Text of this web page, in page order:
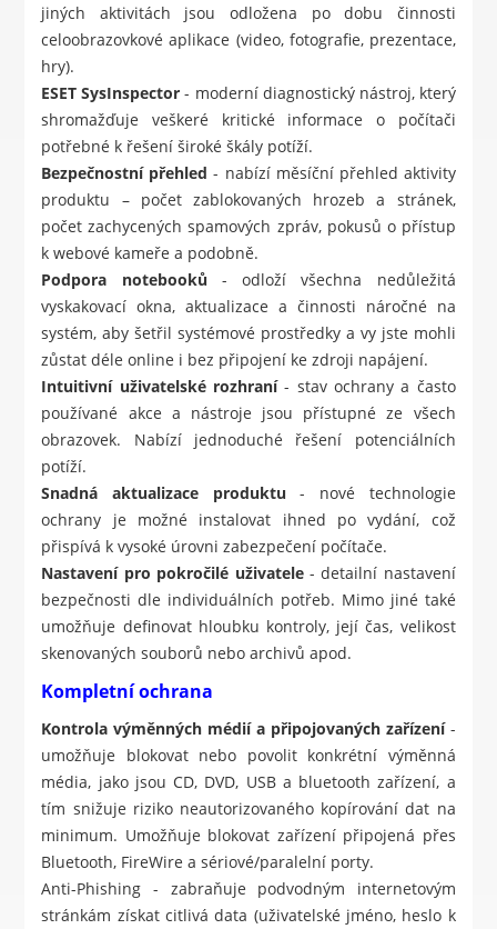
jiných aktivitách jsou odložena po dobu činnosti
celoobrazovkové aplikace (video, fotografie, prezentace,
hry).
ESET SysInspector - moderní diagnostický nástroj, který
shromažďuje veškeré kritické informace o počítači
potřebné k řešení široké škály potíží.
Bezpečnostní přehled - nabízí měsíční přehled aktivity
produktu – počet zablokovaných hrozeb a stránek,
počet zachycených spamových zpráv, pokusů o přístup
k webové kameře a podobně.
Podpora notebooků - odloží všechna nedůležitá
vyskakovací okna, aktualizace a činnosti náročné na
systém, aby šetřil systémové prostředky a vy jste mohli
zůstat déle online i bez připojení ke zdroji napájení.
Intuitivní uživatelské rozhraní- stav ochrany a často
používané akce a nástroje jsou přístupné ze všech
obrazovek. Nabízí jednoduché řešení potenciálních
potíží.
Snadná aktualizace produktu - nové technologie
ochrany je možné instalovat ihned po vydání, což
přispívá k vysoké úrovni zabezpečení počítače.
Nastavení pro pokročilé uživatele- detailní nastavení
bezpečnosti dle individuálních potřeb. Mimo jiné také
umožňuje definovat hloubku kontroly, její čas, velikost
skenovaných souborů nebo archivů apod.
Kompletní ochrana
Kontrola výměnných médií a připojovaných zařízení-
umožňuje blokovat nebo povolit konkrétní výměnná
média, jako jsou CD, DVD, USB a bluetooth zařízení, a
tím snižuje riziko neautorizovaného kopírování dat na
minimum. Umožňuje blokovat zařízení připojená přes
Bluetooth, FireWire a sériové/paralelní porty.
Anti-Phishing - zabraňuje podvodným internetovým
stránkám získat citlivá data (uživatelské jméno, heslo k